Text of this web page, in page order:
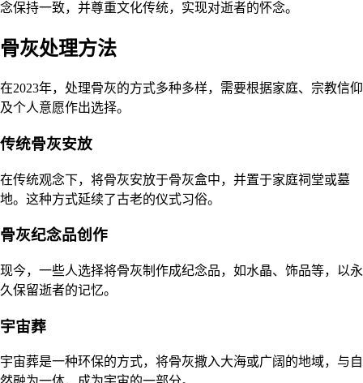
念保持一致，并尊重文化传统，实现对逝者的怀念。
骨灰处理方法
在2023年，处理骨灰的方式多种多样，需要根据家庭、宗教信仰
及个人意愿作出选择。
传统骨灰安放
在传统观念下，将骨灰安放于骨灰盒中，并置于家庭祠堂或墓
地。这种方式延续了古老的仪式习俗。
骨灰纪念品创作
现今，一些人选择将骨灰制作成纪念品，如水晶、饰品等，以永
久保留逝者的记忆。
宇宙葬
宇宙葬是一种环保的方式，将骨灰撒入大海或广阔的地域，与自